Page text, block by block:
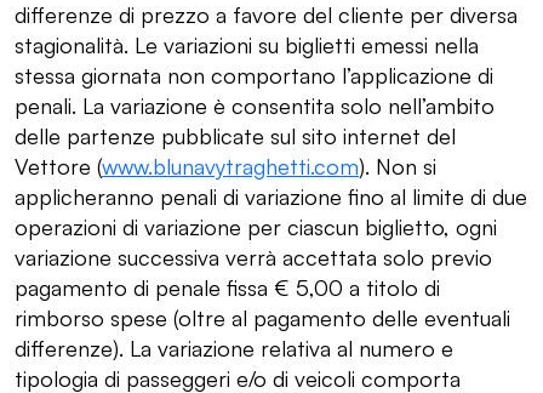
differenze di prezzo a favore del cliente per diversa
stagionalità. Le variazioni su biglietti emessi nella
stessa giornata non comportano l’applicazione di
penali. La variazione è consentita solo nell’ambito
delle partenze pubblicate sul sito internet del
Vettore (www.blunavytraghetti.com). Non si
applicheranno penali di variazione fino al limite di due
operazioni di variazione per ciascun biglietto, ogni
variazione successiva verrà accettata solo previo
pagamento di penale fissa € 5,00 a titolo di
rimborso spese (oltre al pagamento delle eventuali
differenze). La variazione relativa al numero e
tipologia di passeggeri e/o di veicoli comporta